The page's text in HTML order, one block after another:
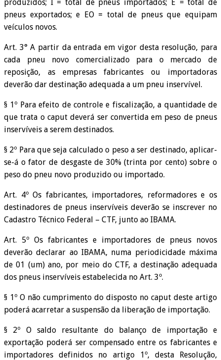
produzidos; I = total de pneus importados; E = total de
pneus exportados; e EO = total de pneus que equipam
veículos novos.
Art. 3° A partir da entrada em vigor desta resolução, para
cada pneu novo comercializado para o mercado de
reposição, as empresas fabricantes ou importadoras
deverão dar destinação adequada a um pneu inservível.
§ 1º Para efeito de controle e fiscalização, a quantidade de
que trata o caput deverá ser convertida em peso de pneus
inservíveis a serem destinados.
§ 2º Para que seja calculado o peso a ser destinado, aplicar-
se-á o fator de desgaste de 30% (trinta por cento) sobre o
peso do pneu novo produzido ou importado.
Art. 4º Os fabricantes, importadores, reformadores e os
destinadores de pneus inservíveis deverão se inscrever no
Cadastro Técnico Federal – CTF, junto ao IBAMA.
Art. 5º Os fabricantes e importadores de pneus novos
deverão declarar ao IBAMA, numa periodicidade máxima
de 01 (um) ano, por meio do CTF, a destinação adequada
dos pneus inservíveis estabelecida no Art. 3º.
§ 1º O não cumprimento do disposto no caput deste artigo
poderá acarretar a suspensão da liberação de importação.
§ 2º O saldo resultante do balanço de importação e
exportação poderá ser compensado entre os fabricantes e
importadores definidos no artigo 1º, desta Resolução,